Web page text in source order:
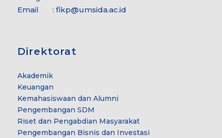
Email : fikp@umsida.ac.id
Direktorat
Akademik
Keuangan
Kemahasiswaan dan Alumni
Pengembangan SDM
Riset dan Pengabdian Masyarakat
Pengembangan Bisnis dan Investasi